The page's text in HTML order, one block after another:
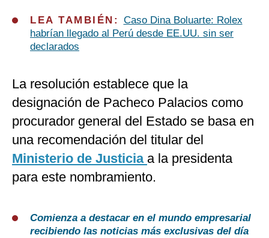
LEA TAMBIÉN: Caso Dina Boluarte: Rolex
habrían llegado al Perú desde EE.UU. sin ser
declarados
La resolución establece que la
designación de Pacheco Palacios como
procurador general del Estado se basa en
una recomendación del titular del
Ministerio de Justicia a la presidenta
para este nombramiento.
Comienza a destacar en el mundo empresarial
recibiendo las noticias más exclusivas del día